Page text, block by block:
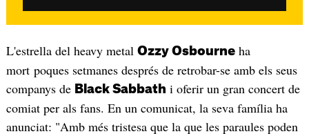
L'estrella del heavy metal Ozzy Osbourneha
mort poques setmanes després de retrobar-se amb els seus
companys de Black Sabbath i oferir un gran concert de
comiat per als fans. En un comunicat, la seva família ha
anunciat: "Amb més tristesa que la que les paraules poden